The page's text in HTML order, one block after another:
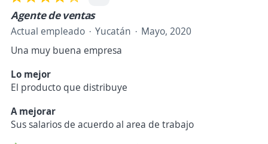
Agente de ventas
Actual empleado Yucatán
Mayo, 2020
Una muy buena empresa
Lo mejor
El producto que distribuye
A mejorar
Sus salarios de acuerdo al area de trabajo